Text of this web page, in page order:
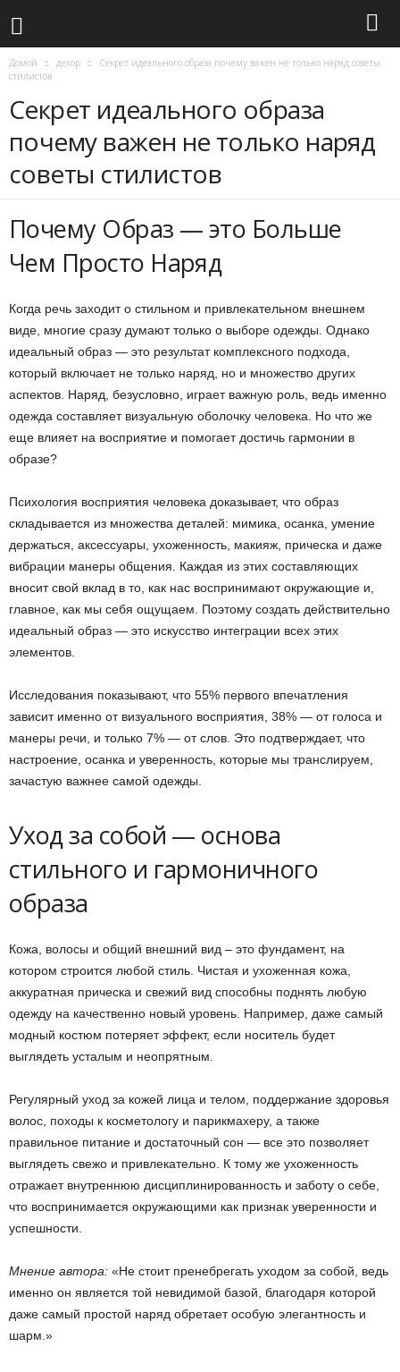
Домой декор
Секрет идеального образа почему важен не только наряд советы
стилистов
Секрет идеального образа
почему важен не только наряд
советы стилистов
Почему Образ — это Больше
Чем Просто Наряд
Когда речь заходит о стильном и привлекательном внешнем
виде, многие сразу думают только о выборе одежды. Однако
идеальный образ — это результат комплексного подхода,
который включает не только наряд, но и множество других
аспектов. Наряд, безусловно, играет важную роль, ведь именно
одежда составляет визуальную оболочку человека. Но что же
еще влияет на восприятие и помогает достичь гармонии в
образе?
Психология восприятия человека доказывает, что образ
складывается из множества деталей: мимика, осанка, умение
держаться, аксессуары, ухоженность, макияж, прическа и даже
вибрации манеры общения. Каждая из этих составляющих
вносит свой вклад в то, как нас воспринимают окружающие и,
главное, как мы себя ощущаем. Поэтому создать действительно
идеальный образ — это искусство интеграции всех этих
элементов.
Исследования показывают, что 55% первого впечатления
зависит именно от визуального восприятия, 38% — от голоса и
манеры речи, и только 7% — от слов. Это подтверждает, что
настроение, осанка и уверенность, которые мы транслируем,
зачастую важнее самой одежды.
Уход за собой — основа
стильного и гармоничного
образа
Кожа, волосы и общий внешний вид – это фундамент, на
котором строится любой стиль. Чистая и ухоженная кожа,
аккуратная прическа и свежий вид способны поднять любую
одежду на качественно новый уровень. Например, даже самый
модный костюм потеряет эффект, если носитель будет
выглядеть усталым и неопрятным.
Регулярный уход за кожей лица и телом, поддержание здоровья
волос, походы к косметологу и парикмахеру, а также
правильное питание и достаточный сон — все это позволяет
выглядеть свежо и привлекательно. К тому же ухоженность
отражает внутреннюю дисциплинированность и заботу о себе,
что воспринимается окружающими как признак уверенности и
успешности.
Мнение автора: «Не стоит пренебрегать уходом за собой, ведь
именно он является той невидимой базой, благодаря которой
даже самый простой наряд обретает особую элегантность и
шарм.»